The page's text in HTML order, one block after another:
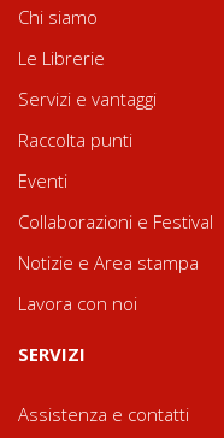
Chi siamo
Le Librerie
Servizi e vantaggi
Raccolta punti
Eventi
Collaborazioni e Festival
Notizie e Area stampa
Lavora con noi
SERVIZI
Assistenza e contatti